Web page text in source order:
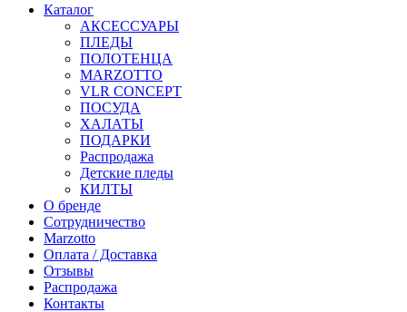
Каталог
АКСЕССУАРЫ
ПЛЕДЫ
ПОЛОТЕНЦА
MARZOTTO
VLR CONCEPT
ПОСУДА
ХАЛАТЫ
ПОДАРКИ
Распродажа
Детские пледы
КИЛТЫ
О бренде
Сотрудничество
Marzotto
Оплата / Доставка
Отзывы
Распродажа
Контакты